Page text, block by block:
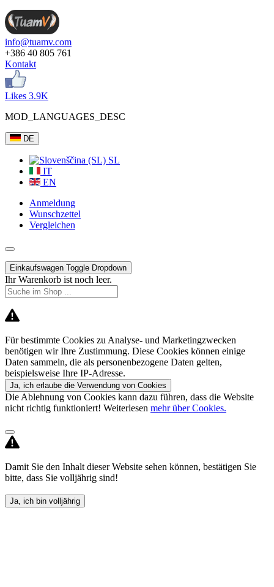
info@tuamv.com
+386 40 805 761
Kontakt
Likes 3.9K
MOD_LANGUAGES_DESC
DE
SL
IT
EN
Anmeldung
Wunschzettel
Vergleichen
Einkaufswagen Toggle Dropdown
Ihr Warenkorb ist noch leer.
Für bestimmte Cookies zu Analyse- und Marketingzwecken
benötigen wir Ihre Zustimmung. Diese Cookies können einige
Daten sammeln, die als personenbezogene Daten gelten,
beispielsweise Ihre IP-Adresse.
Ja, ich erlaube die Verwendung von Cookies
Die Ablehnung von Cookies kann dazu führen, dass die Website
nicht richtig funktioniert! Weiterlesen mehr über Cookies.
Damit Sie den Inhalt dieser Website sehen können, bestätigen Sie
bitte, dass Sie volljährig sind!
Ja, ich bin volljährig